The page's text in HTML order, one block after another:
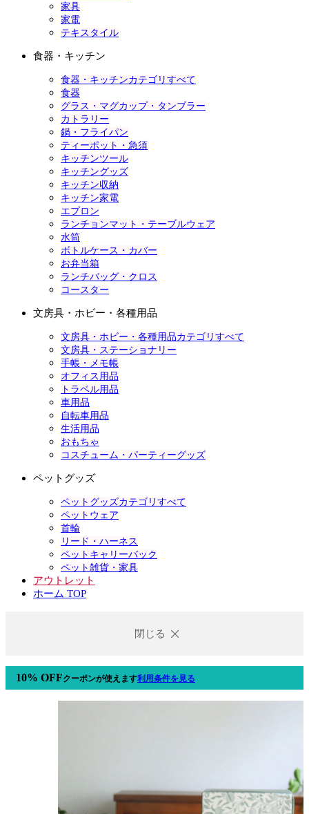
家具
家電
テキスタイル
食器・キッチン
食器・キッチンカテゴリすべて
食器
グラス・マグカップ・タンブラー
カトラリー
鍋・フライパン
ティーポット・急須
キッチンツール
キッチングッズ
キッチン収納
キッチン家電
エプロン
ランチョンマット・テーブルウェア
水筒
ボトルケース・カバー
お弁当箱
ランチバッグ・クロス
コースター
文房具・ホビー・各種用品
文房具・ホビー・各種用品カテゴリすべて
文房具・ステーショナリー
手帳・メモ帳
オフィス用品
トラベル用品
車用品
自転車用品
生活用品
おもちゃ
コスチューム・パーティーグッズ
ペットグッズ
ペットグッズカテゴリすべて
ペットウェア
首輪
リード・ハーネス
ペットキャリーバック
ペット雑貨・家具
アウトレット
ホーム TOP
閉じる
10% OFFクーポンが使えます利用条件を見る